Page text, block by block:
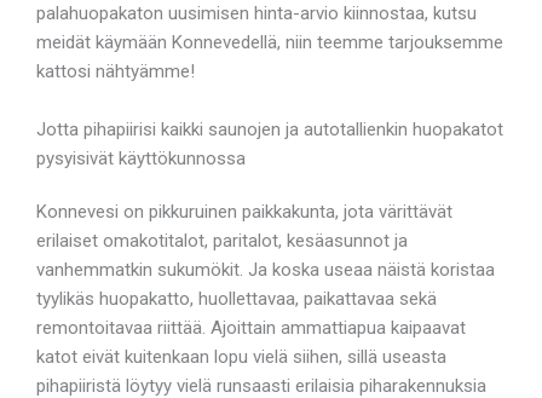
palahuopakaton uusimisen hinta-arvio kiinnostaa, kutsu
meidät käymään Konnevedellä, niin teemme tarjouksemme
kattosi nähtyämme!
Jotta pihapiirisi kaikki saunojen ja autotallienkin huopakatot
pysyisivät käyttökunnossa
Konnevesi on pikkuruinen paikkakunta, jota värittävät
erilaiset omakotitalot, paritalot, kesäasunnot ja
vanhemmatkin sukumökit. Ja koska useaa näistä koristaa
tyylikäs huopakatto, huollettavaa, paikattavaa sekä
remontoitavaa riittää. Ajoittain ammattiapua kaipaavat
katot eivät kuitenkaan lopu vielä siihen, sillä useasta
pihapiiristä löytyy vielä runsaasti erilaisia piharakennuksia